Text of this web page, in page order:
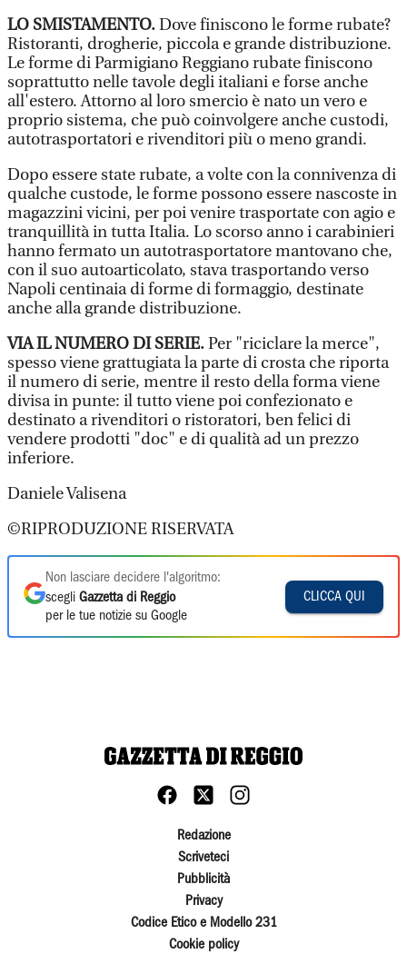
LO SMISTAMENTO.Dove finiscono le forme rubate?
Ristoranti, drogherie, piccola e grande distribuzione.
Le forme di Parmigiano Reggiano rubate finiscono
soprattutto nelle tavole degli italiani e forse anche
all'estero. Attorno al loro smercio è nato un vero e
proprio sistema, che può coinvolgere anche custodi,
autotrasportatori e rivenditori più o meno grandi.
Dopo essere state rubate, a volte con la connivenza di
qualche custode, le forme possono essere nascoste in
magazzini vicini, per poi venire trasportate con agio e
tranquillità in tutta Italia. Lo scorso anno i carabinieri
hanno fermato un autotrasportatore mantovano che,
con il suo autoarticolato, stava trasportando verso
Napoli centinaia di forme di formaggio, destinate
anche alla grande distribuzione.
VIA IL NUMERO DI SERIE.Per "riciclare la merce",
spesso viene grattugiata la parte di crosta che riporta
il numero di serie, mentre il resto della forma viene
divisa in punte: il tutto viene poi confezionato e
destinato a rivenditori o ristoratori, ben felici di
vendere prodotti "doc" e di qualità ad un prezzo
inferiore.
Daniele Valisena
©RIPRODUZIONE RISERVATA
Non lasciare decidere l'algoritmo:
scegli Gazzetta di Reggio
per le tue notizie su Google
CLICCA QUI
Redazione
Scriveteci
Pubblicità
Privacy
Codice Etico e Modello 231
Cookie policy